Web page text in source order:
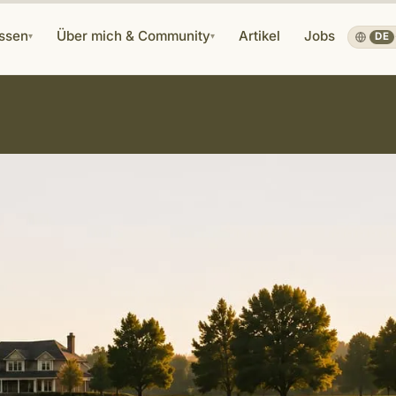
▾ Über mich & Community▾ Artikel Jobs DE